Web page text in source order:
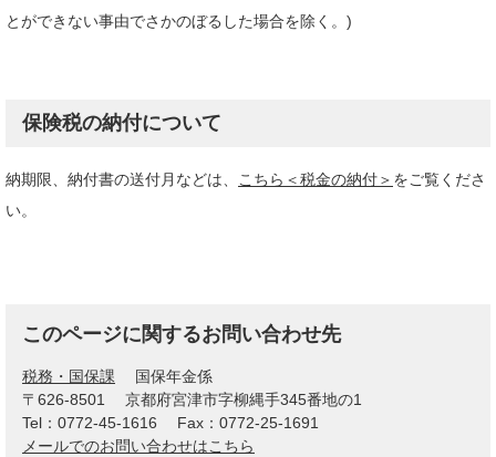
とができない事由でさかのぼるした場合を除く。)
保険税の納付について
納期限、納付書の送付月などは、 こちら＜税金の納付＞ をご覧くださ
い。
このページに関するお問い合わせ先
税務・国保課
国保年金係
〒626-8501
京都府宮津市字柳縄手345番地の1
Tel：0772-45-1616
Fax：0772-25-1691
メールでのお問い合わせはこちら